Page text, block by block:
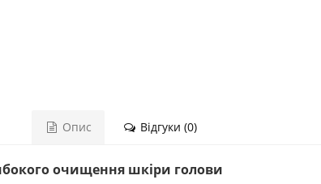
Опис Відгуки (0)
очищення шкіри голови